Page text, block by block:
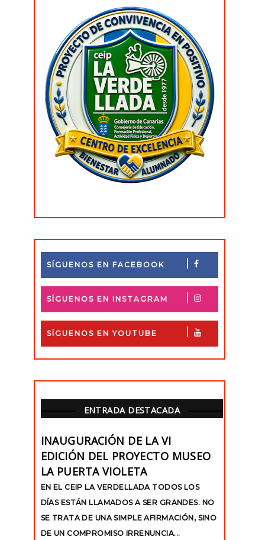
SÍGUENOS EN FACEBOOK
SÍGUENOS EN INSTAGRAM
SÍGUENOS EN YOUTUBE
ENTRADA DESTACADA
INAUGURACIÓN DE LA VI
EDICIÓN DEL PROYECTO MUSEO
LA PUERTA VIOLETA
EN EL CEIP LA VERDELLADA TODOS LOS
DÍAS ESTÁN LLAMADOS A SER GRANDES. NO
SE TRATA DE UNA SIMPLE AFIRMACIÓN, SINO
DE UN COMPROMISO IRRENUNCIA...